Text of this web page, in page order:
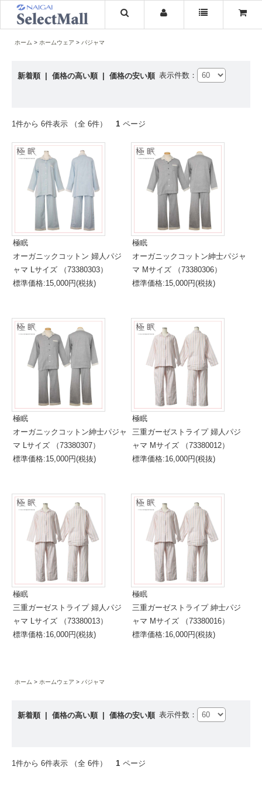
ホーム ホームウェア パジャマ
新着順 価格の高い順 価格の安い順 表示件数：
1件から 6件表示 （全 6件） 1 ページ
極眠
オーガニックコットン 婦人パジ
ャマ Lサイズ （73380303）
標準価格:15,000円(税抜)
極眠
オーガニックコットン紳士パジャ
マ Mサイズ （73380306）
標準価格:15,000円(税抜)
極眠
オーガニックコットン紳士パジャ
マ Lサイズ （73380307）
標準価格:15,000円(税抜)
極眠
三重ガーゼストライプ 婦人パジ
ャマ Mサイズ （73380012）
標準価格:16,000円(税抜)
極眠
三重ガーゼストライプ 婦人パジ
ャマ Lサイズ （73380013）
標準価格:16,000円(税抜)
極眠
三重ガーゼストライプ 紳士パジ
ャマ Mサイズ （73380016）
標準価格:16,000円(税抜)
ホーム ホームウェア パジャマ
新着順 価格の高い順 価格の安い順 表示件数：
1件から 6件表示 （全 6件） 1 ページ